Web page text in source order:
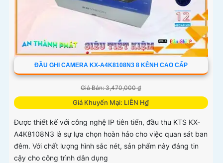
ĐẦU GHI CAMERA KX-A4K8108N3 8 KÊNH CAO CẤP
Giá Bán: 3,470,000 ₫
Giá Khuyến Mại: LIÊN H₫
Được thiết kế với công nghệ IP tiên tiến, đầu thu KTS KX-
A4K8108N3 là sự lựa chọn hoàn hảo cho việc quan sát ban
đêm. Với chất lượng hình sắc nét, sản phẩm này đáng tin
cậy cho công trình dân dụng